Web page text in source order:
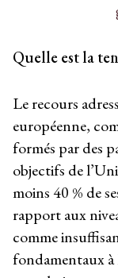
Quelle est la
Le recours
européenne,
formés par des
objectifs de
moins 40 % de
rapport aux
comme
fondamentaux à